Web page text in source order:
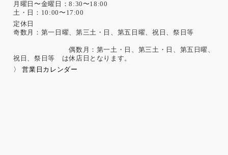
月曜日〜金曜日：8:30〜18:00
土・日：10:00〜17:00
定休日
奇数月：第一日曜、第三土・日、第五日曜、祝日、祭日等
偶数月：第一土・日、第三土・日、第五日曜、
祝日、祭日等 は休店日となります。
〉 営業日カレンダー